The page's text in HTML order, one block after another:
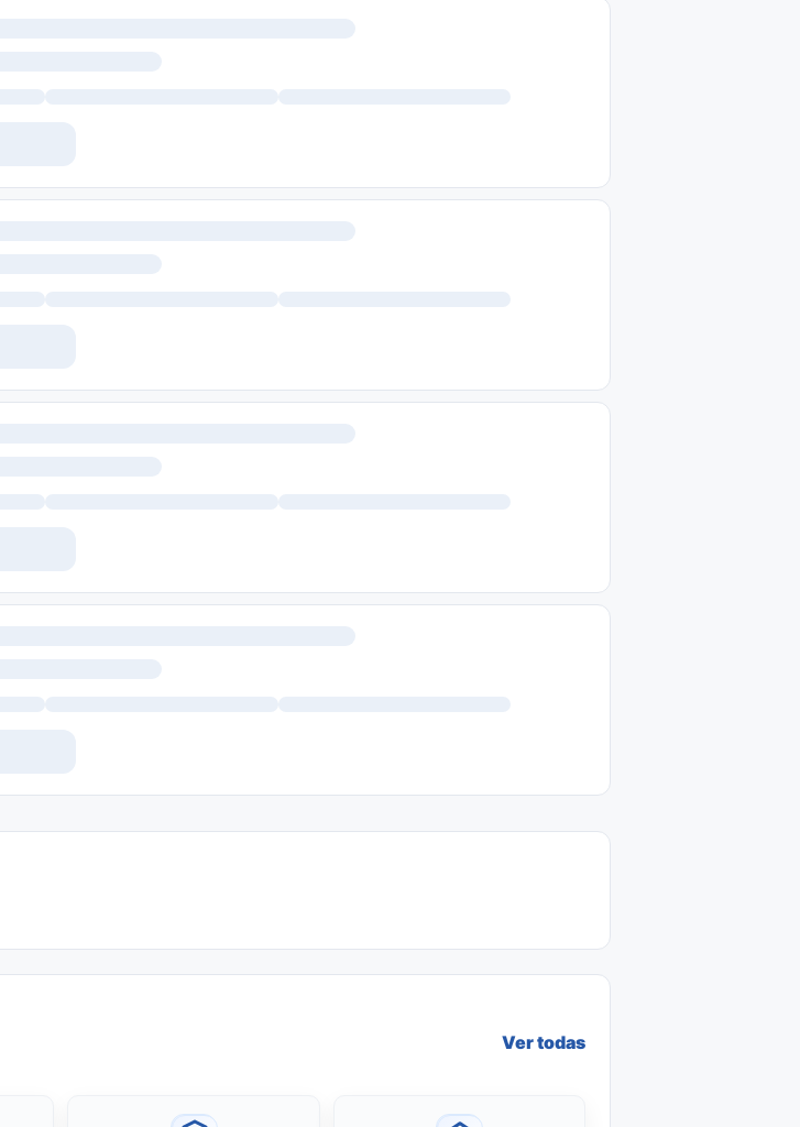
Ver todas